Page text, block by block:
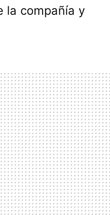
la compañía y